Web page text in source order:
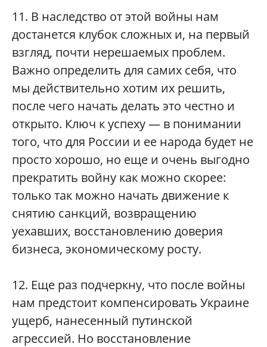
11. В наследство от этой войны нам
достанется клубок сложных и, на первый
взгляд, почти нерешаемых проблем.
Важно определить для самих себя, что
мы действительно хотим их решить,
после чего начать делать это честно и
открыто. Ключ к успеху — в понимании
того, что для России и ее народа будет не
просто хорошо, но еще и очень выгодно
прекратить войну как можно скорее:
только так можно начать движение к
снятию санкций, возвращению
уехавших, восстановлению доверия
бизнеса, экономическому росту.
12. Еще раз подчеркну, что после войны
нам предстоит компенсировать Украине
ущерб, нанесенный путинской
агрессией. Но восстановление